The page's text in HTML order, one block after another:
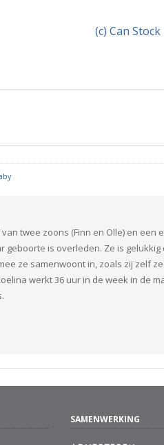
(c) Can
van twee zoons (Finn en Olle) en een
geboorte is overleden. Ze is
ze samenwoont in, zoals zij zelf
werkt 36 uur in de week in de
SAMENWERKING